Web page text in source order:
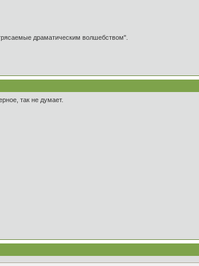
драматическим волшебством".
так не думает.